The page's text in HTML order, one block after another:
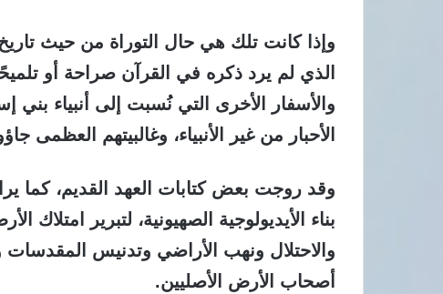
وإذا كانت تلك هي حال التوراة من حيث تاريخ
الذي لم يرد ذكره في القرآن صراحة أو
والأسفار الأخرى التي نُسبت إلى أنبياء
الأحبار من غير الأنبياء، وغالبيتهم العظمى
وقد روجت بعض كتابات العهد القديم، كما
بناء الأيديولوجية الصهيونية، لتبرير امتلاك
والاحتلال ونهب الأراضي وتدنيس
أصحاب الأرض الأصليين.